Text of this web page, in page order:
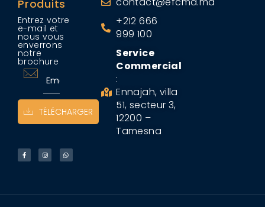
Produits
Entrez votre
e-mail et
nous vous
enverrons
notre
brochure
TÉLÉCHARGER
+212 666
999 100
Service
Commercial
:
Ennajah, villa
51, secteur 3,
12200 –
Tamesna